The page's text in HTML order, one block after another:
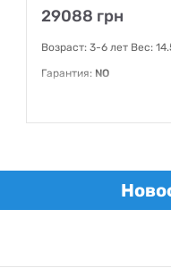
29088 грн
Возраст: 3-6 лет Вес:
Гарантия: NO